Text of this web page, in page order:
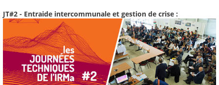
JT#2 - Entraide intercommunale et gestion de crise :